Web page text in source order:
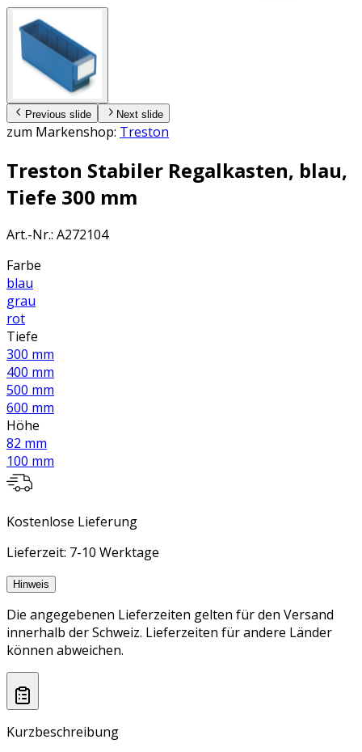
Previous slide Next slide
zum Markenshop: Treston
Treston Stabiler Regalkasten, blau,
Tiefe 300 mm
Art.-Nr.: A272104
Farbe
blau
grau
rot
Tiefe
300 mm
400 mm
500 mm
600 mm
Höhe
82 mm
100 mm
Kostenlose Lieferung
Lieferzeit: 7-10 Werktage
Hinweis
Die angegebenen Lieferzeiten gelten für den Versand
innerhalb der Schweiz. Lieferzeiten für andere Länder
können abweichen.
Kurzbeschreibung